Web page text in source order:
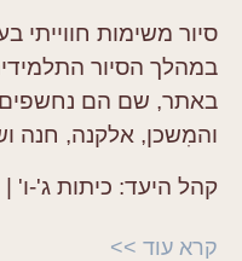
סיור משימות חווייתי
במהלך הסיור
באתר, שם הם נחשפים
והמִשכן, אלקנה, חנה
קהל היעד: כיתות ג'-ו' |
קרא עוד >>